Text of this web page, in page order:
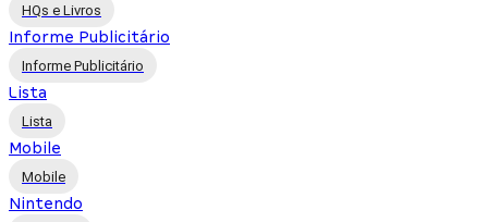
HQs e Livros
Informe Publicitário
Informe Publicitário
Lista
Lista
Mobile
Mobile
Nintendo